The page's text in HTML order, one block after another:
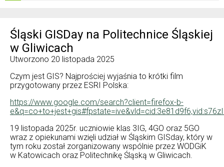
Śląski GISDay na Politechnice Śląskiej
w Gliwicach
Utworzono 20 listopada 2025
Czym jest GIS? Najprościej wyjaśnia to krótki film
przygotowany przez ESRI Polska:
https://www.google.com/search?client=firefox-b-
19 listopada 2025r. uczniowie klas 3IG, 4GO oraz 5GO
wraz z opiekunami wzięli udział w Śląskim GISday, który w
tym roku został zorganizowany wspólnie przez WODGiK
w Katowicach oraz Politechnikę Śląską w Gliwicach.